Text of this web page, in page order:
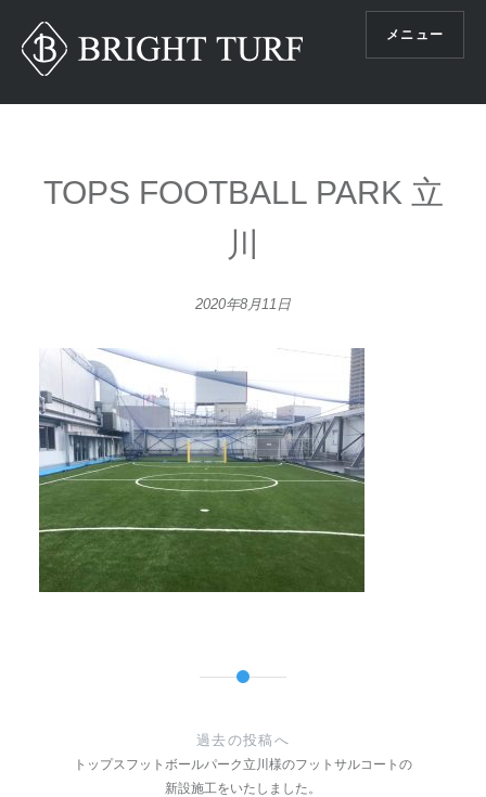
メニュー
TOPS FOOTBALL PARK 立
川
2020年8月11日
過去の投稿へ
トップスフットボールパーク立川様のフットサルコートの
新設施工をいたしました。